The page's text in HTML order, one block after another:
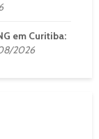
em Curitiba:
2026